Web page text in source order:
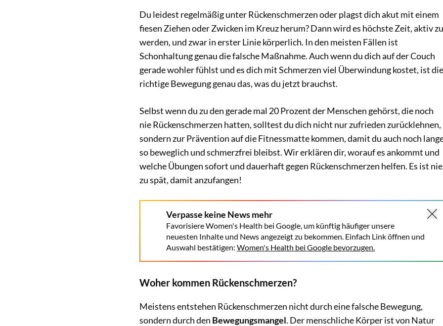
Du leidest regelmäßig unter Rückenschmerzen oder plagst dich akut mit einem
fiesen Ziehen oder Zwicken im Kreuz herum? Dann wird es höchste Zeit, aktiv zu
werden, und zwar in erster Linie körperlich. In den meisten Fällen ist
Schonhaltung genau die falsche Maßnahme. Auch wenn du dich auf der Couch
gerade wohler fühlst und es dich mit Schmerzen viel Überwindung kostet, ist die
richtige Bewegung genau das, was du jetzt brauchst.
Selbst wenn du zu den gerade mal 20 Prozent der Menschen gehörst, die noch
nie Rückenschmerzen hatten, solltest du dich nicht nur zufrieden zurücklehnen,
sondern zur Prävention auf die Fitnessmatte kommen, damit du auch noch
so beweglich und schmerzfrei bleibst. Wir erklären dir, worauf es ankommt und
welche Übungen sofort und dauerhaft gegen Rückenschmerzen helfen. Es ist nie
zu spät, damit anzufangen!
Verpasse keine News mehr
Favorisiere Women's Health bei Google, um künftig häufiger unsere
neuesten Inhalte und News angezeigt zu bekommen. Einfach Link öffnen und
Auswahl bestätigen: Women's Health bei Google bevorzugen.
Woher kommen Rückenschmerzen?
Meistens entstehen Rückenschmerzen nicht durch eine falsche Bewegung,
sondern durch den Bewegungsmangel. Der menschliche Körper ist von Natur